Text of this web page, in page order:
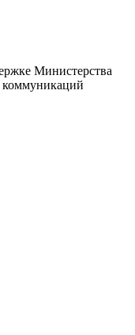
Министерства
коммуникаций